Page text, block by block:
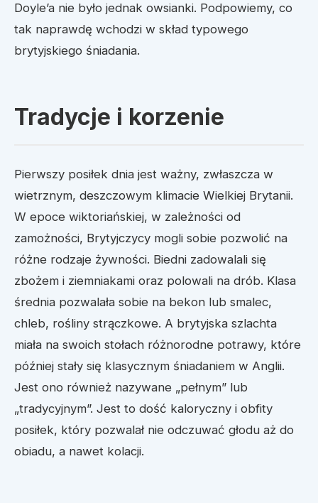
Doyle’a nie było jednak owsianki. Podpowiemy, co
tak naprawdę wchodzi w skład typowego
brytyjskiego śniadania.
Tradycje i korzenie
Pierwszy posiłek dnia jest ważny, zwłaszcza w
wietrznym, deszczowym klimacie Wielkiej Brytanii.
W epoce wiktoriańskiej, w zależności od
zamożności, Brytyjczycy mogli sobie pozwolić na
różne rodzaje żywności. Biedni zadowalali się
zbożem i ziemniakami oraz polowali na drób. Klasa
średnia pozwalała sobie na bekon lub smalec,
chleb, rośliny strączkowe. A brytyjska szlachta
miała na swoich stołach różnorodne potrawy, które
później stały się klasycznym śniadaniem w Anglii.
Jest ono również nazywane „pełnym” lub
„tradycyjnym”. Jest to dość kaloryczny i obfity
posiłek, który pozwalał nie odczuwać głodu aż do
obiadu, a nawet kolacji.